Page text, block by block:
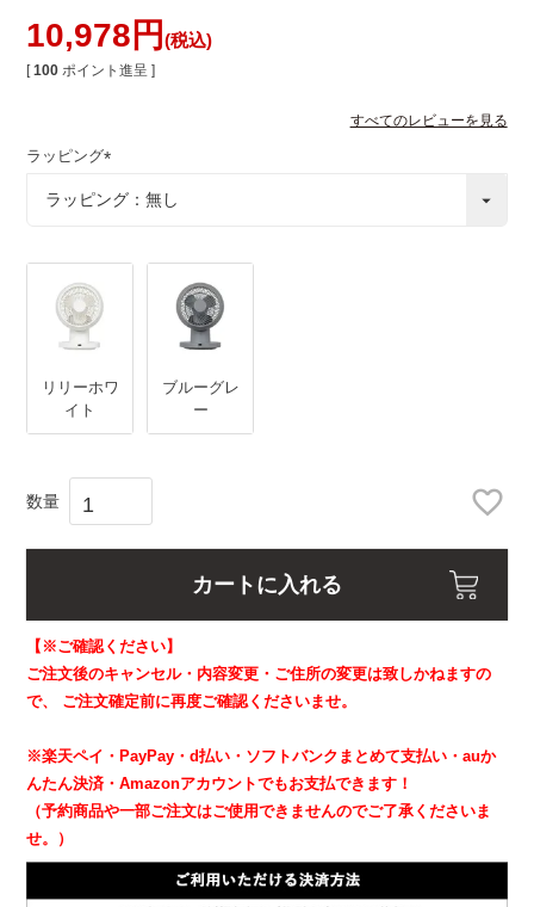
10,978 税込
[ 100 ポイント進呈 ]
すべてのレビューを見る
ラッピング
必
リリーホワ
イト
ブルーグレ
ー
カートに入れる
【※ご確認ください】
ご注文後のキャンセル・内容変更・ご住所の変更は致しかねますの
で、
ご注文確定前に再度ご確認くださいませ。
※楽天ペイ・PayPay・d払い・ソフトバンクまとめて支払い・auか
んたん決済・Amazonアカウントでもお支払できます！
（予約商品や一部ご注文はご使用できませんのでご了承くださいま
せ。）